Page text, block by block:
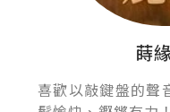
蒔
喜歡以敲鍵盤的聲